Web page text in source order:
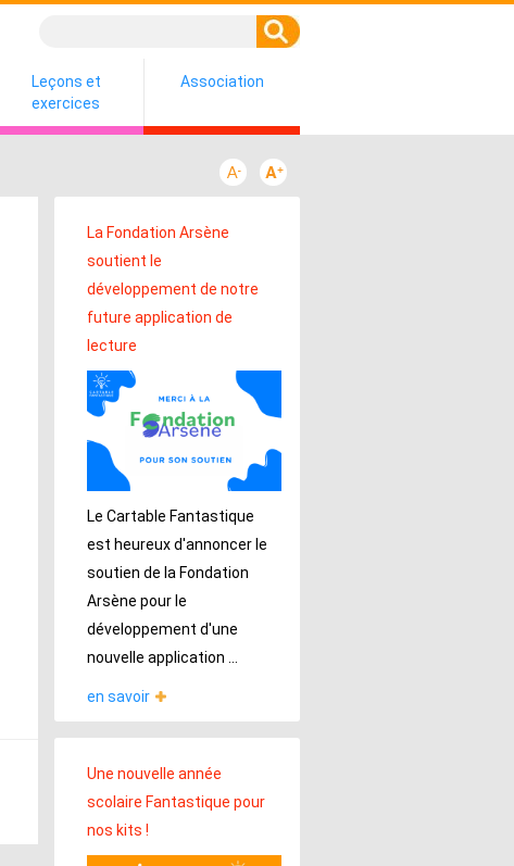
Leçons et
exercices
Association
La Fondation Arsène
soutient le
développement de notre
future application de
lecture
Le Cartable Fantastique
est heureux d'annoncer le
soutien de la Fondation
Arsène pour le
développement d'une
nouvelle application ...
en savoir
Une nouvelle année
scolaire Fantastique pour
nos kits !